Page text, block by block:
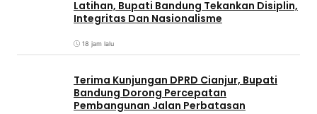
Latihan, Bupati Bandung Tekankan Disiplin,
Integritas Dan Nasionalisme
18 jam lalu
Terima Kunjungan DPRD Cianjur, Bupati
Bandung Dorong Percepatan
Pembangunan Jalan Perbatasan